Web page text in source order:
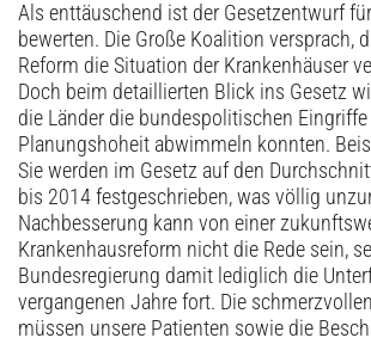
Als enttäuschend ist der Gesetzentwurf
bewerten. Die Große Koalition versprach,
Reform die Situation der Krankenhäuser
Doch beim detaillierten Blick ins Gesetz
die Länder die bundespolitischen
Planungshoheit abwimmeln konnten.
Sie werden im Gesetz auf den
bis 2014 festgeschrieben, was völlig
Nachbesserung kann von einer
Krankenhausreform nicht die Rede sein,
Bundesregierung damit lediglich die
vergangenen Jahre fort. Die
müssen unsere Patienten sowie die